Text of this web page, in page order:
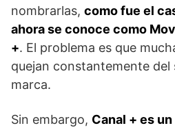
nombrarlas, como fue el
ahora se conoce como
+. El problema es que
quejan constantemente del
marca.
Sin embargo, Canal + es